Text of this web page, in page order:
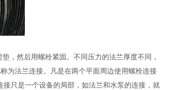
，然后用螺栓紧固。不同压力的法兰厚度不同，
为法兰连接。凡是在两个平面周边使用螺栓连接
接只是一个设备的局部，如法兰和水泵的连接，就